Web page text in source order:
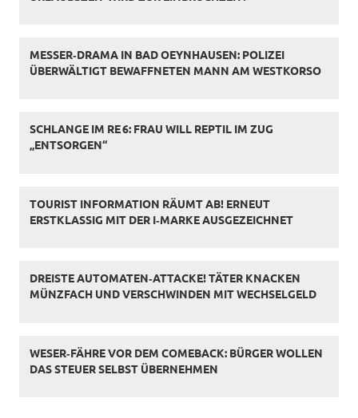
MESSER‑DRAMA IN BAD OEYNHAUSEN: POLIZEI
ÜBERWÄLTIGT BEWAFFNETEN MANN AM WESTKORSO
SCHLANGE IM RE 6: FRAU WILL REPTIL IM ZUG
„ENTSORGEN“
TOURIST INFORMATION RÄUMT AB! ERNEUT
ERSTKLASSIG MIT DER I‑MARKE AUSGEZEICHNET
DREISTE AUTOMATEN‑ATTACKE! TÄTER KNACKEN
MÜNZFACH UND VERSCHWINDEN MIT WECHSELGELD
WESER‑FÄHRE VOR DEM COMEBACK: BÜRGER WOLLEN
DAS STEUER SELBST ÜBERNEHMEN